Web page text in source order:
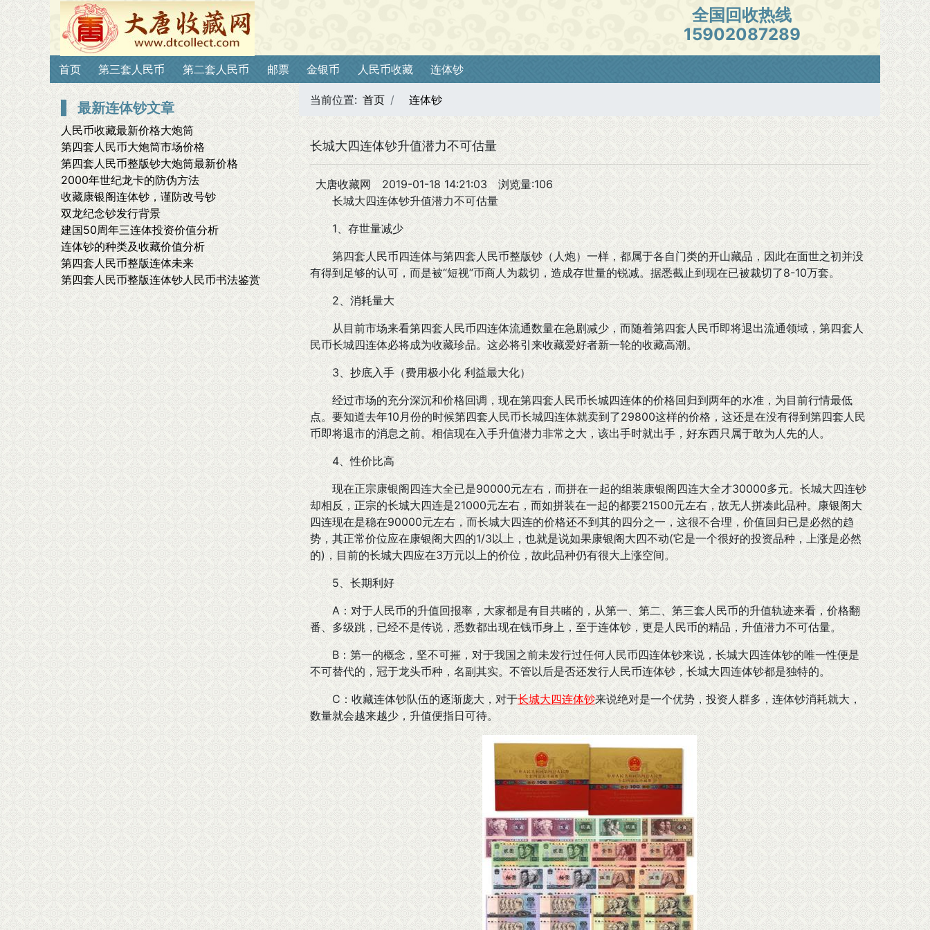
全国回收热线
15902087289
首页 第三套人民币 第二套人民币 邮票 金银币 人民币收藏 连体钞
最新连体钞文章
人民币收藏最新价格大炮筒
第四套人民币大炮筒市场价格
第四套人民币整版钞大炮筒最新价格
2000年世纪龙卡的防伪方法
收藏康银阁连体钞，谨防改号钞
双龙纪念钞发行背景
建国50周年三连体投资价值分析
连体钞的种类及收藏价值分析
第四套人民币整版连体未来
第四套人民币整版连体钞人民币书法鉴赏
当前位置: 首页 连体钞
长城大四连体钞升值潜力不可估量
大唐收藏网 2019-01-18 14:21:03
浏览量:106
长城大四连体钞升值潜力不可估量
1、存世量减少
第四套人民币四连体与第四套人民币整版钞（人炮）一样，都属于各自门类的开山藏品，因此在面世之初并没
有得到足够的认可，而是被“短视”币商人为裁切，造成存世量的锐减。据悉截止到现在已被裁切了8-10万套。
2、消耗量大
从目前市场来看第四套人民币四连体流通数量在急剧减少，而随着第四套人民币即将退出流通领域，第四套人
民币长城四连体必将成为收藏珍品。这必将引来收藏爱好者新一轮的收藏高潮。
3、抄底入手（费用极小化 利益最大化）
经过市场的充分深沉和价格回调，现在第四套人民币长城四连体的价格回归到两年的水准，为目前行情最低
点。要知道去年10月份的时候第四套人民币长城四连体就卖到了29800这样的价格，这还是在没有得到第四套人民
币即将退市的消息之前。相信现在入手升值潜力非常之大，该出手时就出手，好东西只属于敢为人先的人。
4、性价比高
现在正宗康银阁四连大全已是90000元左右，而拼在一起的组装康银阁四连大全才30000多元。长城大四连钞
却相反，正宗的长城大四连是21000元左右，而如拼装在一起的都要21500元左右，故无人拼凑此品种。康银阁大
四连现在是稳在90000元左右，而长城大四连的价格还不到其的四分之一，这很不合理，价值回归已是必然的趋
势，其正常价位应在康银阁大四的1/3以上，也就是说如果康银阁大四不动(它是一个很好的投资品种，上涨是必然
的)，目前的长城大四应在3万元以上的价位，故此品种仍有很大上涨空间。
5、长期利好
A：对于人民币的升值回报率，大家都是有目共睹的，从第一、第二、第三套人民币的升值轨迹来看，价格翻
番、多级跳，已经不是传说，悉数都出现在钱币身上，至于连体钞，更是人民币的精品，升值潜力不可估量。
B：第一的概念，坚不可摧，对于我国之前未发行过任何人民币四连体钞来说，长城大四连体钞的唯一性便是
不可替代的，冠于龙头币种，名副其实。不管以后是否还发行人民币连体钞，长城大四连体钞都是独特的。
C：收藏连体钞队伍的逐渐庞大，对于长城大四连体钞来说绝对是一个优势，投资人群多，连体钞消耗就大，
数量就会越来越少，升值便指日可待。